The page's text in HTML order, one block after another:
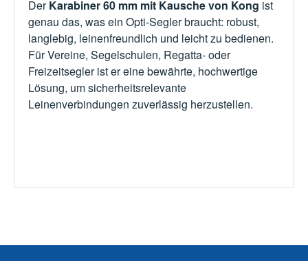
DerKarabiner 60 mm mit Kausche von Kong ist
genau das, was ein Opti-Segler braucht: robust,
langlebig, leinenfreundlich und leicht zu bedienen.
Für Vereine, Segelschulen, Regatta- oder
Freizeitsegler ist er eine bewährte, hochwertige
Lösung, um sicherheitsrelevante
Leinenverbindungen zuverlässig herzustellen.